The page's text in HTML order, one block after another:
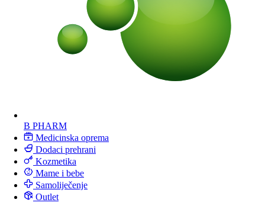
B PHARM
Medicinska oprema
Dodaci prehrani
Kozmetika
Mame i bebe
Samoliječenje
Outlet